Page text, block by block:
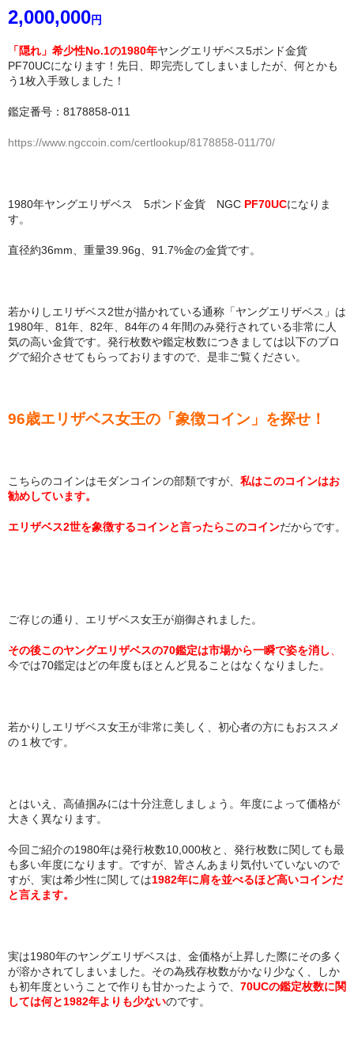
2,000,000円
「隠れ」希少性No.1の1980年ヤングエリザベス5ポンド金貨
PF70UCになります！先日、即完売してしまいましたが、何とかも
う1枚入手致しました！
鑑定番号：8178858-011
https://www.ngccoin.com/certlookup/8178858-011/70/
1980年ヤングエリザベス 5ポンド金貨 NGC PF70UCになりま
す。
直径約36mm、重量39.96g、91.7%金の金貨です。
若かりしエリザベス2世が描かれている通称「ヤングエリザベス」は
1980年、81年、82年、84年の４年間のみ発行されている非常に人
気の高い金貨です。発行枚数や鑑定枚数につきましては以下のブロ
グで紹介させてもらっておりますので、是非ご覧ください。
96歳エリザベス女王の「象徴コイン」を探せ！
こちらのコインはモダンコインの部類ですが、 私はこのコインはお
勧めしています。
エリザベス2世を象徴するコインと言ったらこのコインだからです。
ご存じの通り、エリザベス女王が崩御されました。
その後このヤングエリザベスの70鑑定は市場から一瞬で姿を消し
今では70鑑定はどの年度もほとんど見ることはなくなりました。
若かりしエリザベス女王が非常に美しく、初心者の方にもおススメ
の１枚です。
とはいえ、高値掴みには十分注意しましょう。年度によって価格が
大きく異なります。
今回ご紹介の1980年は発行枚数10,000枚と、発行枚数に関しても最
も多い年度になります。ですが、皆さんあまり気付いていないので
すが、実は希少性に関しては1982年に肩を並べるほど高いコインだ
と言えます。
実は1980年のヤングエリザベスは、金価格が上昇した際にその多く
が溶かされてしまいました。その為残存枚数がかなり少なく、しか
も初年度ということで作りも甘かったようで、 70UCの鑑定枚数に関
しては何と1982年よりも少ないのです。